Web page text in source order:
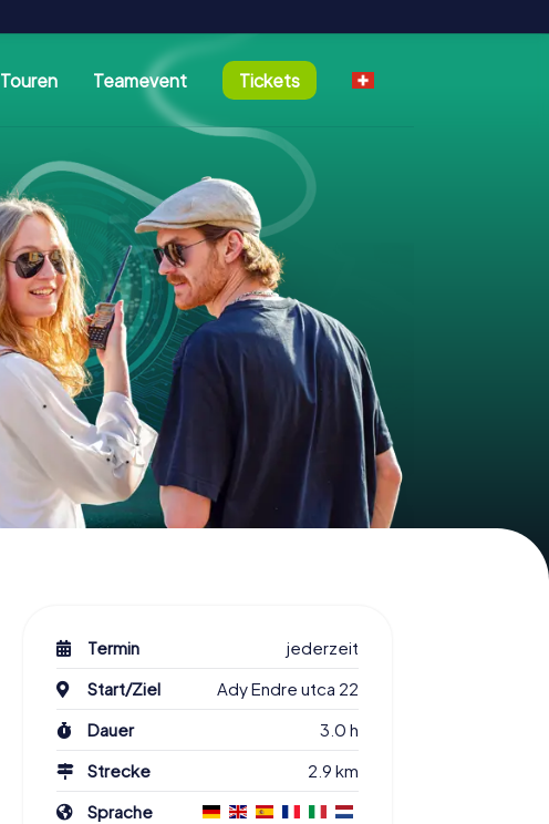
Touren Teamevent Tickets
Termin
jederzeit
Start/Ziel
Ady Endre utca 22
Dauer
3.0 h
Strecke
2.9 km
Sprache